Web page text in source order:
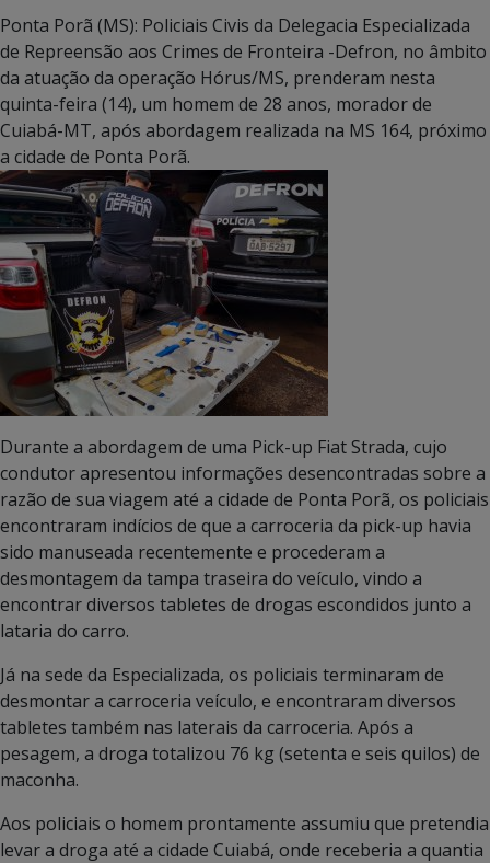
Ponta Porã (MS): Policiais Civis da Delegacia Especializada
de Repreensão aos Crimes de Fronteira -Defron, no âmbito
da atuação da operação Hórus/MS, prenderam nesta
quinta-feira (14), um homem de 28 anos, morador de
Cuiabá-MT, após abordagem realizada na MS 164, próximo
a cidade de Ponta Porã.
Durante a abordagem de uma Pick-up Fiat Strada, cujo
condutor apresentou informações desencontradas sobre a
razão de sua viagem até a cidade de Ponta Porã, os policiais
encontraram indícios de que a carroceria da pick-up havia
sido manuseada recentemente e procederam a
desmontagem da tampa traseira do veículo, vindo a
encontrar diversos tabletes de drogas escondidos junto a
lataria do carro.
Já na sede da Especializada, os policiais terminaram de
desmontar a carroceria veículo, e encontraram diversos
tabletes também nas laterais da carroceria. Após a
pesagem, a droga totalizou 76 kg (setenta e seis quilos) de
maconha.
Aos policiais o homem prontamente assumiu que pretendia
levar a droga até a cidade Cuiabá, onde receberia a quantia